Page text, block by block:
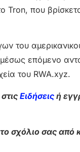
Tron, που
του
επόμενο
του RWA.xyz.
Ειδήσεις ή
σχόλιο σας από